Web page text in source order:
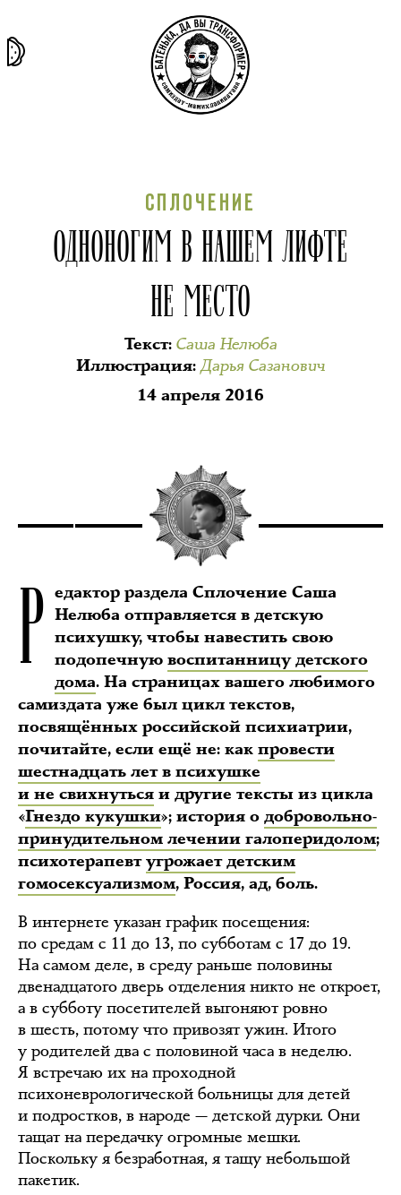
СПЛОЧЕНИЕ
ОДНОНОГИМ В НАШЕМ ЛИФТЕ
НЕ МЕСТО
Текст: Саша Нелюба
Иллюстрация:Дарья Сазанович
14 апреля 2016
Р едактор раздела Сплочение Саша
Нелюба отправляется в детскую
психушку, чтобы навестить свою
подопечную воспитанницу детского
дома. На страницах вашего любимого
самиздата уже был цикл текстов,
посвящённых российской психиатрии,
почитайте, если ещё не: как провести
шестнадцать лет в психушке
и не свихнуться и другие тексты из цикла
«Гнездо кукушки»; история о добровольно-
принудительном лечении галоперидолом;
психотерапевтугрожает детским
гомосексуализмом, Россия, ад, боль.
В интернете указан график посещения:
по средам с 11 до 13, по субботам с 17 до 19.
На самом деле, в среду раньше половины
двенадцатого дверь отделения никто не откроет,
а в субботу посетителей выгоняют ровно
в шесть, потому что привозят ужин. Итого
у родителей два с половиной часа в неделю.
Я встречаю их на проходной
психоневрологической больницы для детей
и подростков, в народе — детской дурки. Они
тащат на передачку огромные мешки.
Поскольку я безработная, я тащу небольшой
пакетик.